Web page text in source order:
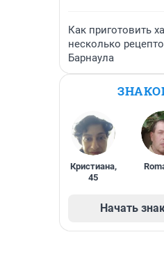
Как приготовить
несколько
Барнаула
Кристиана,
45
Начать